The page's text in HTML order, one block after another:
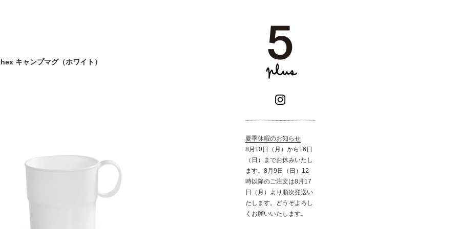
キャンプマグ（ホワイト）
夏季休暇のお知らせ
8月10日（月）から16日
（日）までお休みいたし
ます。8月9日（日）12
時以降のご注文は8月17
日（月）より順次発送い
たします。どうぞよろし
くお願いいたします。